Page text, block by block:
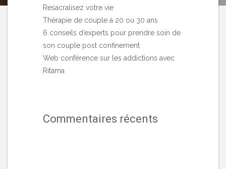
Resacralisez votre vie
Thérapie de couple à 20 ou 30 ans
6 conseils d’experts pour prendre soin de
son couple post confinement
Web conférence sur les addictions avec
Ritama
Commentaires récents